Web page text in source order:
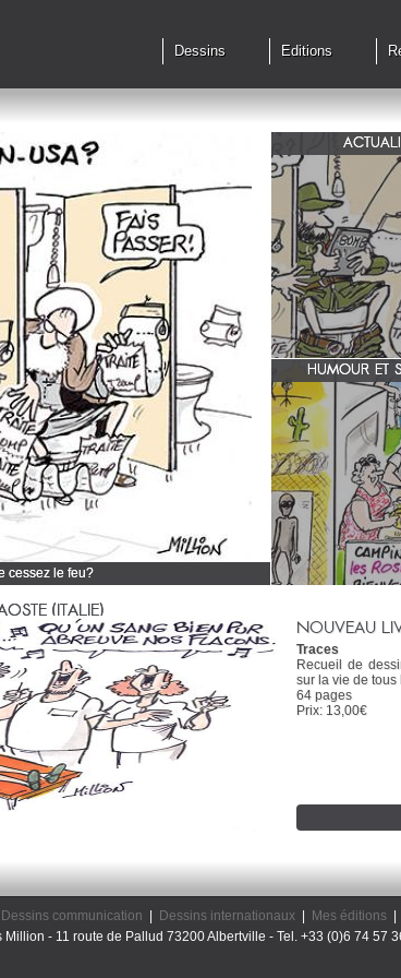
Dessins Editions
cessez le feu?
d'actualité
Qu'en est il des
le feu?
HUMOUR ET
zone 51
(ITALIE)
NOUVEAU
Traces
Recueil de
sur la vie de tous
64 pages
Prix: 13,00€
Dessins communication Dessins internationaux| Mes éditions|
Million - 11 route de Pallud 73200 Albertville - Tel. +33 (0)6 74 57